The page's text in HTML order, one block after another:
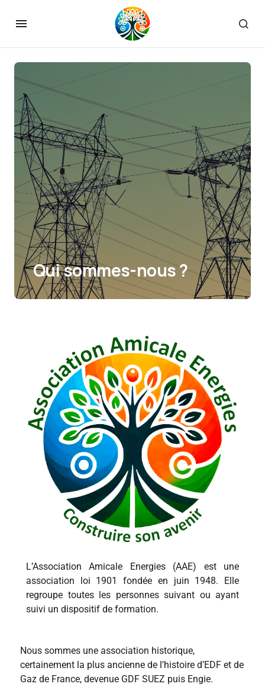
Qui sommes-nous ?
L’Association Amicale Energies (AAE) est une
association loi 1901 fondée en juin 1948. Elle
regroupe toutes les personnes suivant ou ayant
suivi un dispositif de formation.
Nous sommes une association historique,
certainement la plus ancienne de l’histoire d’EDF et de
Gaz de France, devenue GDF SUEZ puis Engie.